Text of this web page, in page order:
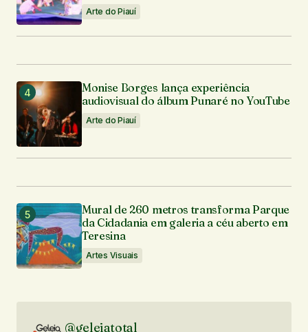
Arte do Piauí
Monise Borges lança experiência
audiovisual do álbum Punaré no YouTube
Arte do Piauí
Mural de 260 metros transforma Parque
da Cidadania em galeria a céu aberto em
Teresina
Artes Visuais
@geleiatotal